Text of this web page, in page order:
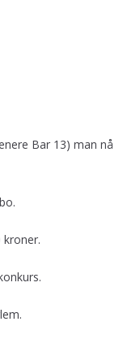
Bar 13) man nå